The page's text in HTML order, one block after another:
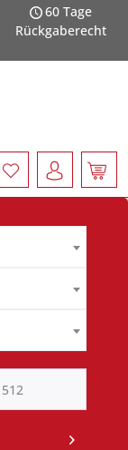
60 Tage
Rückgaberecht